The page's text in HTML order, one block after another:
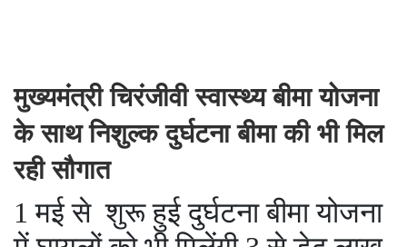
मुख्यमंत्री चिरंजीवी स्वास्थ्य बीमा योजना
के साथ निशुल्क दुर्घटना बीमा की भी मिल
रही सौगात
1 मई से शुरू हुई दुर्घटना बीमा योजना